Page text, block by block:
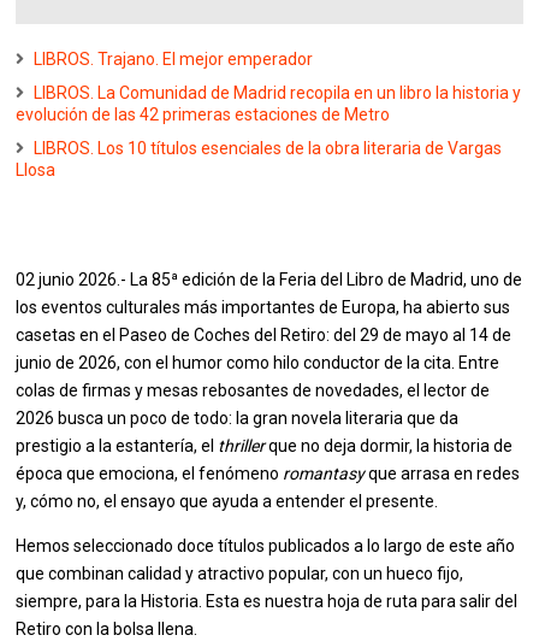
LIBROS. Trajano. El mejor emperador
LIBROS. La Comunidad de Madrid recopila en un libro la historia y
evolución de las 42 primeras estaciones de Metro
LIBROS. Los 10 títulos esenciales de la obra literaria de Vargas
Llosa
02 junio 2026.- La 85ª edición de la Feria del Libro de Madrid, uno de
los eventos culturales más importantes de Europa, ha abierto sus
casetas en el Paseo de Coches del Retiro: del 29 de mayo al 14 de
junio de 2026, con el humor como hilo conductor de la cita. Entre
colas de firmas y mesas rebosantes de novedades, el lector de
2026 busca un poco de todo: la gran novela literaria que da
prestigio a la estantería, el thrillerque no deja dormir, la historia de
época que emociona, el fenómeno romantasyque arrasa en redes
y, cómo no, el ensayo que ayuda a entender el presente.
Hemos seleccionado doce títulos publicados a lo largo de este año
que combinan calidad y atractivo popular, con un hueco fijo,
siempre, para la Historia. Esta es nuestra hoja de ruta para salir del
Retiro con la bolsa llena.